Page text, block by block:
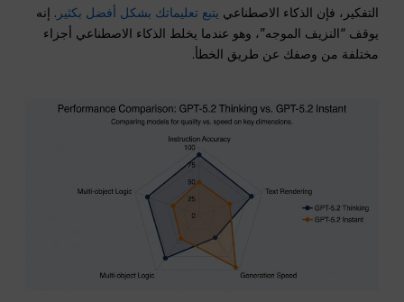
التفكير، فإن الذكاء الاصطناعي يتبع تعليماتك بشكل أفضل بكثير . إنه
يوقف “النزيف الموجه”، وهو عندما يخلط الذكاء الاصطناعي أجزاء
مختلفة من وصفك عن طريق الخطأ.